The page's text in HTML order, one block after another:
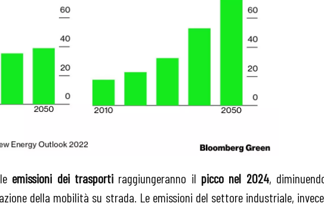
emissioni dei trasportiraggiungeranno il picco nel 2024,
della mobilità su strada. Le emissioni del settore industriale,